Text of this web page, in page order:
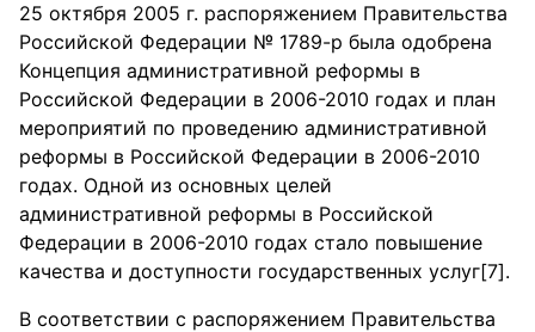
25 октября 2005 г. распоряжением Правительства
Российской Федерации № 1789-р была одобрена
Концепция административной реформы в
Российской Федерации в 2006-2010 годах и план
мероприятий по проведению административной
реформы в Российской Федерации в 2006-2010
годах. Одной из основных целей
административной реформы в Российской
Федерации в 2006-2010 годах стало повышение
качества и доступности государственных услуг[7].
В соответствии с распоряжением Правительства